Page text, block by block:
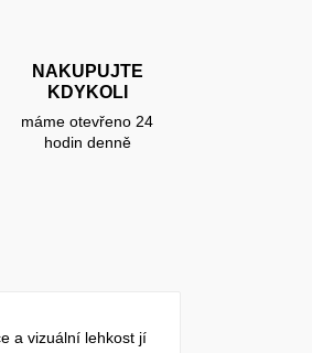
NAKUPUJTE
KDYKOLI
máme otevřeno 24
hodin denně
a vizuální lehkost jí